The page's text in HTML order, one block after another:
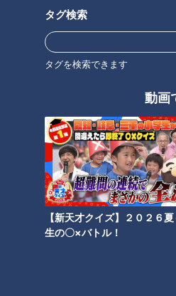
タグ検索
タグを検索できます
動画
【新天才クイズ】２０２６
生の〇×バトル！
（中学1年生）
「やっぱり楽しいです。一緒に昔
この2校は、2025年4月に統合し
ても、この10年で半減していま
えができていないほどです。
（地域の人）
「（以前は1学年）4クラスくら